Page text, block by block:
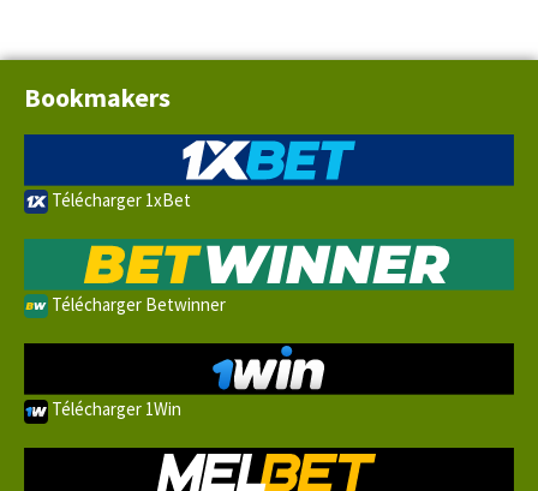
Bookmakers
Télécharger 1xBet
Télécharger Betwinner
Télécharger 1Win